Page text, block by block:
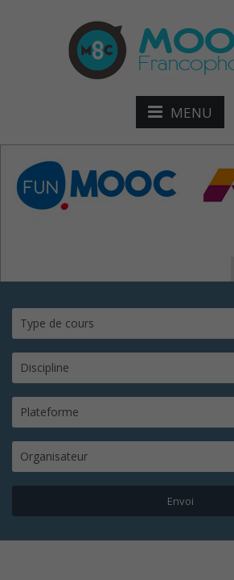
MENU
socle-en-electricite
Type de cours
Discipline
Plateforme
Organisateur